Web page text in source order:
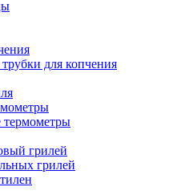
для копчения
термометры
грилей
грилей